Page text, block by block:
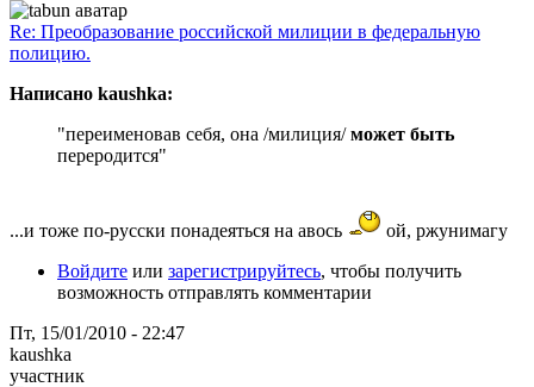
Re: Преобразование российской милиции в федеральную
полицию.
Написано kaushka:
"переименовав себя, она /милиция/может быть
переродится"
...и тоже по-русски понадеяться на авось
ой, ржунимагу
Войдите или зарегистрируйтесь, чтобы получить
возможность отправлять комментарии
Пт, 15/01/2010 - 22:47
kaushka
участник